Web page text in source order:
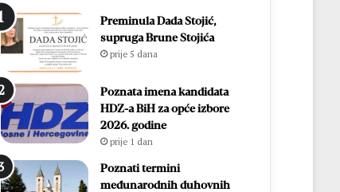
Preminula Dada Stojić,
supruga Brune Stojića
prije 5 dana
Poznata imena kandidata
HDZ-a BiH za opće izbore
2026. godine
prije 1 dan
Poznati termini
međunarodnih duhovnih